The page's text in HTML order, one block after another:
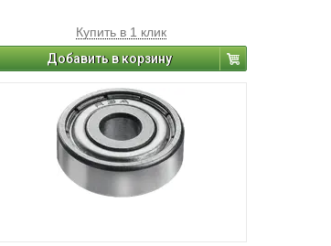
Купить в 1 клик
Добавить в корзину